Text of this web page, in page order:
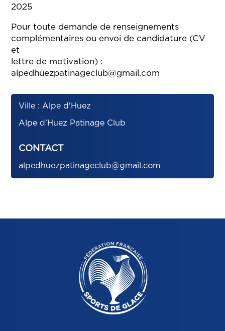
2025
Pour toute demande de renseignements
complémentaires ou envoi de candidature (CV
et
lettre de motivation) :
alpedhuezpatinageclub@gmail.com
Ville : Alpe d'Huez
Alpe d’Huez Patinage Club
CONTACT
alpedhuezpatinageclub@gmail.com